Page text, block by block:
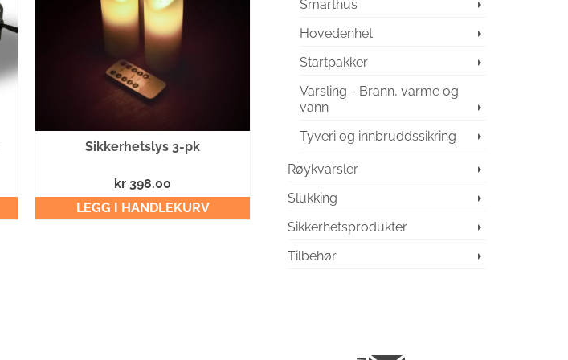
Sikkerhetslys 3-pk
kr 398.00
LEGG I HANDLEKURV
Smarthus
Hovedenhet
Startpakker
Varsling - Brann, varme og
vann
Tyveri og innbruddssikring
Røykvarsler
Slukking
Sikkerhetsprodukter
Tilbehør